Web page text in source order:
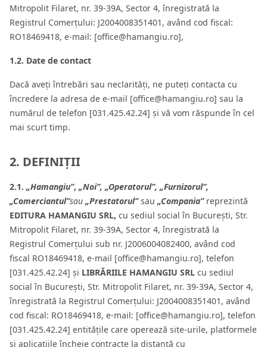
Mitropolit Filaret, nr. 39-39A, Sector 4, înregistrată la
Registrul Comerțului: J2004008351401, având cod fiscal:
RO18469418, e-mail: [office@hamangiu.ro],
1.2. Date de contact
Dacă aveți întrebări sau neclarități, ne puteți contacta cu
încredere la adresa de e-mail [office@hamangiu.ro] sau la
numărul de telefon [031.425.42.24] și vă vom răspunde în cel
mai scurt timp.
2. DEFINIȚII
2.1. „Hamangiu”, „Noi”, „Operatorul”, „Furnizorul”,
„Comerciantul”sau „Prestatorul”sau „Compania”reprezintă
EDITURA HAMANGIU SRL, cu sediul social în București, Str.
Mitropolit Filaret, nr. 39-39A, Sector 4, înregistrată la
Registrul Comerțului sub nr. J2006004082400, având cod
fiscal RO18469418, e-mail [office@hamangiu.ro], telefon
[031.425.42.24] și LIBRĂRIILE HAMANGIU SRL cu sediul
social în București, Str. Mitropolit Filaret, nr. 39-39A, Sector 4,
înregistrată la Registrul Comerțului: J2004008351401, având
cod fiscal: RO18469418, e-mail: [office@hamangiu.ro], telefon
[031.425.42.24] entitățile care operează site-urile, platformele
și aplicațiile încheie contracte la distanță cu